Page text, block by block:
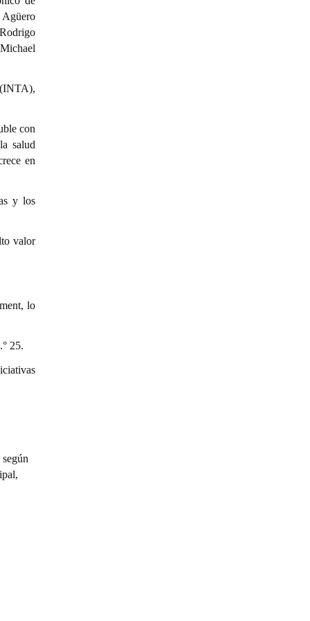
Agüero
con
salud
en
y los
valor
lo
25.